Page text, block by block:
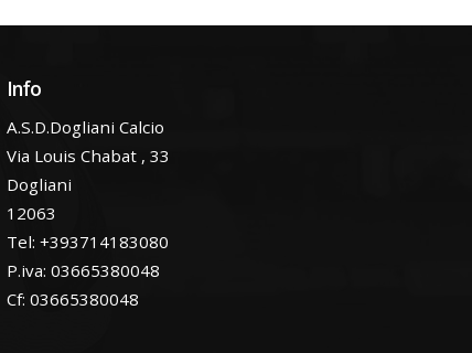
Info
A.S.D.Dogliani Calcio
Via Louis Chabat , 33
Dogliani
12063
Tel: +393714183080
P.iva: 03665380048
Cf: 03665380048